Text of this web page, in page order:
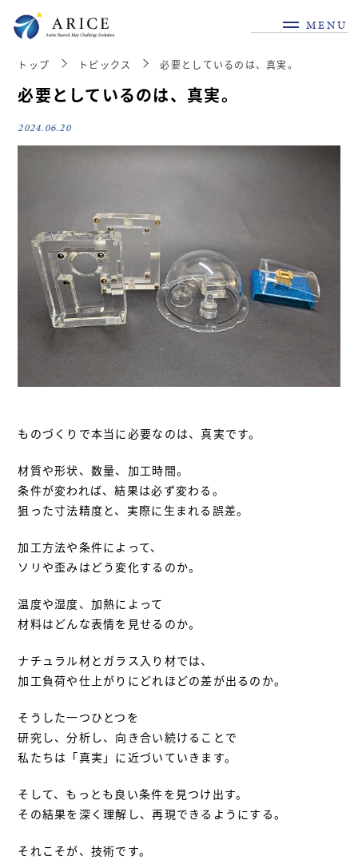
MENU
トップ トピックス 必要としているのは、真実。
必要としているのは、真実。
2024.06.20
ものづくりで本当に必要なのは、真実です。
材質や形状、数量、加工時間。
条件が変われば、結果は必ず変わる。
狙った寸法精度と、実際に生まれる誤差。
加工方法や条件によって、
ソリや歪みはどう変化するのか。
温度や湿度、加熱によって
材料はどんな表情を見せるのか。
ナチュラル材とガラス入り材では、
加工負荷や仕上がりにどれほどの差が出るのか。
そうした一つひとつを
研究し、分析し、向き合い続けることで
私たちは「真実」に近づいていきます。
そして、もっとも良い条件を見つけ出す。
その結果を深く理解し、再現できるようにする。
それこそが、技術です。